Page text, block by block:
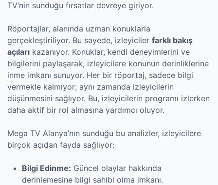
TV’nin sunduğu fırsatlar devreye giriyor.
Röportajlar, alanında uzman konuklarla
gerçekleştiriliyor. Bu sayede, izleyiciler farklı bakış
açıları kazanıyor. Konuklar, kendi deneyimlerini ve
bilgilerini paylaşarak, izleyicilere konunun derinliklerine
inme imkanı sunuyor. Her bir röportaj, sadece bilgi
vermekle kalmıyor; aynı zamanda izleyicilerin
düşünmesini sağlıyor. Bu, izleyicilerin programı izlerken
daha aktif bir rol almasına yardımcı oluyor.
Mega TV Alanya’nın sunduğu bu analizler, izleyicilere
birçok açıdan fayda sağlıyor:
Bilgi Edinme: Güncel olaylar hakkında
derinlemesine bilgi sahibi olma imkanı.